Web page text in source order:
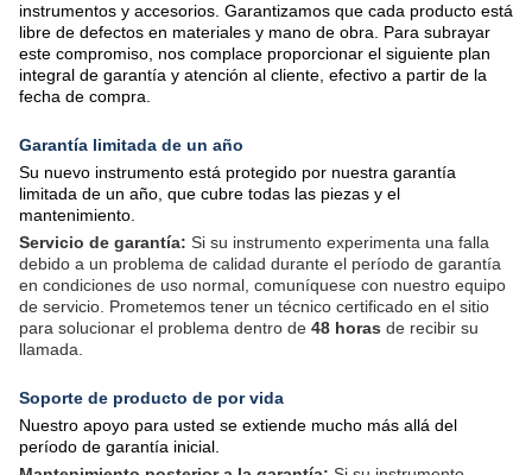
instrumentos y accesorios. Garantizamos que cada producto está
libre de defectos en materiales y mano de obra. Para subrayar
este compromiso, nos complace proporcionar el siguiente plan
integral de garantía y atención al cliente, efectivo a partir de la
fecha de compra.
Garantía limitada de un año
Su nuevo instrumento está protegido por nuestra garantía
limitada de un año, que cubre todas las piezas y el
mantenimiento.
Servicio de garantía: Si su instrumento experimenta una falla
debido a un problema de calidad durante el período de garantía
en condiciones de uso normal, comuníquese con nuestro equipo
de servicio. Prometemos tener un técnico certificado en el sitio
para solucionar el problema dentro de 48 horas de recibir su
llamada.
Soporte de producto de por vida
Nuestro apoyo para usted se extiende mucho más allá del
período de garantía inicial.